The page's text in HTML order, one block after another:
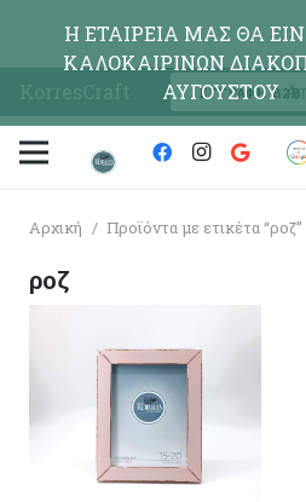
KorresCraft ΕΓΓΡΑΦΗ Β2Β
Αρχική / Προϊόντα με ετικέτα “ροζ”
ροζ
Η ΕΤΑΙΡΕΙΑ ΜΑΣ ΘΑ
ΚΑΛΟΚΑΙΡΙΝΩΝ
ΑΥΓΟΥΣΤΟΥ